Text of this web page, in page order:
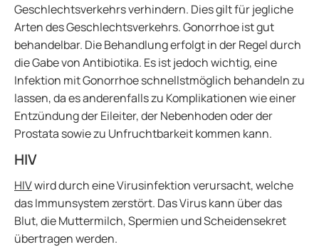
Geschlechtsverkehrs verhindern. Dies gilt für jegliche
Arten des Geschlechtsverkehrs. Gonorrhoe ist gut
behandelbar. Die Behandlung erfolgt in der Regel durch
die Gabe von Antibiotika. Es ist jedoch wichtig, eine
Infektion mit Gonorrhoe schnellstmöglich behandeln zu
lassen, da es anderenfalls zu Komplikationen wie einer
Entzündung der Eileiter, der Nebenhoden oder der
Prostata sowie zu Unfruchtbarkeit kommen kann.
HIV
HIVwird durch eine Virusinfektion verursacht, welche
das Immunsystem zerstört. Das Virus kann über das
Blut, die Muttermilch, Spermien und Scheidensekret
übertragen werden.